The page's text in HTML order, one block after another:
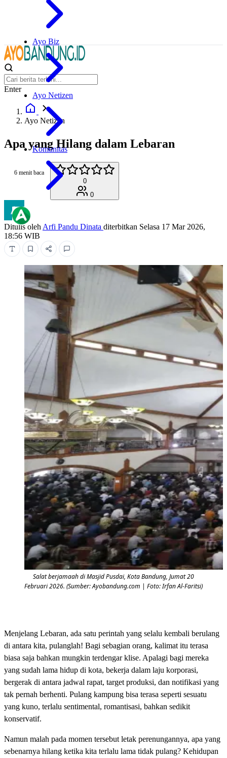
Ayo Biz
Ayo Netizen
Komunitas
Enter
Ayo Netizen
Apa yang Hilang dalam Lebaran
6 menit baca
0
0
Ditulis oleh Arfi Pandu Dinata diterbitkan Selasa 17 Mar 2026,
18:56 WIB
Salat berjamaah di Masjid Pusdai, Kota Bandung, Jumat 20
Februari 2026. (Sumber: Ayobandung.com | Foto: Irfan Al-Faritsi)
Menjelang Lebaran, ada satu perintah yang selalu kembali berulang
di antara kita, pulanglah! Bagi sebagian orang, kalimat itu terasa
biasa saja bahkan mungkin terdengar klise. Apalagi bagi mereka
yang sudah lama hidup di kota, bekerja dalam laju korporasi,
bergerak di antara jadwal rapat, target produksi, dan notifikasi yang
tak pernah berhenti. Pulang kampung bisa terasa seperti sesuatu
yang kuno, terlalu sentimental, romantisasi, bahkan sedikit
konservatif.
Namun malah pada momen tersebut letak perenungannya, apa yang
sebenarnya hilang ketika kita terlalu lama tidak pulang? Kehidupan